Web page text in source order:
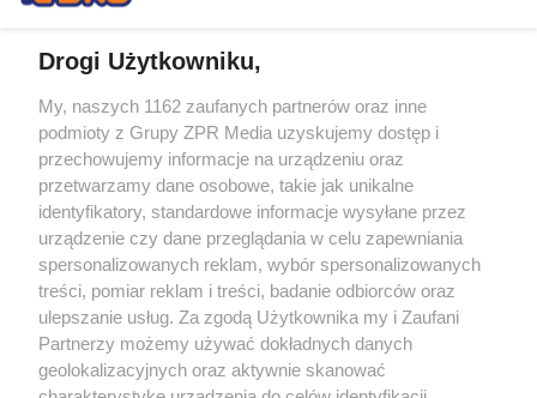
Żaden utwór zamieszczony w serwisie nie może być powielany i
rozpowszechniany lub dalej rozpowszechniany w jakikolwiek sposób (w
tym także elektroniczny lub mechaniczny) na jakimkolwiek polu
eksploatacji w jakiejkolwiek formie, włącznie z umieszczaniem w
Internecie bez pisemnej zgody właściciela praw. Jakiekolwiek użycie lub
wykorzystanie utworów w całości lub w części z naruszeniem prawa,
tzn. bez właściwej zgody, jest zabronione pod groźbą kary i może być
ścigane prawnie.
Drogi Użytkowniku,
My, naszych 1162 zaufanych partnerów oraz inne
podmioty z Grupy ZPR Media uzyskujemy dostęp i
przechowujemy informacje na urządzeniu oraz
przetwarzamy dane osobowe, takie jak unikalne
identyfikatory, standardowe informacje wysyłane przez
urządzenie czy dane przeglądania w celu zapewniania
spersonalizowanych reklam, wybór spersonalizowanych
treści, pomiar reklam i treści, badanie odbiorców oraz
ulepszanie usług. Za zgodą Użytkownika my i Zaufani
Partnerzy możemy używać dokładnych danych
geolokalizacyjnych oraz aktywnie skanować